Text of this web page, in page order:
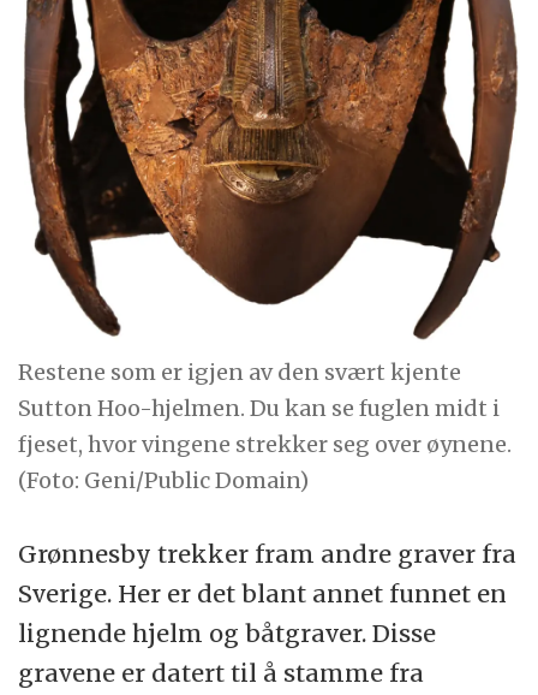
Restene som er igjen av den svært kjente
Sutton Hoo-hjelmen. Du kan se fuglen midt i
fjeset, hvor vingene strekker seg over øynene.
(Foto: Geni/Public Domain)
Grønnesby trekker fram andre graver fra
Sverige. Her er det blant annet funnet en
lignende hjelm og båtgraver. Disse
gravene er datert til å stamme fra